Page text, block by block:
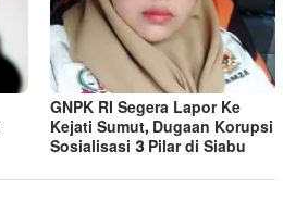
GNPK RI Segera Lapor Ke
Kejati Sumut, Dugaan Korupsi
Sosialisasi 3 Pilar di Siabu